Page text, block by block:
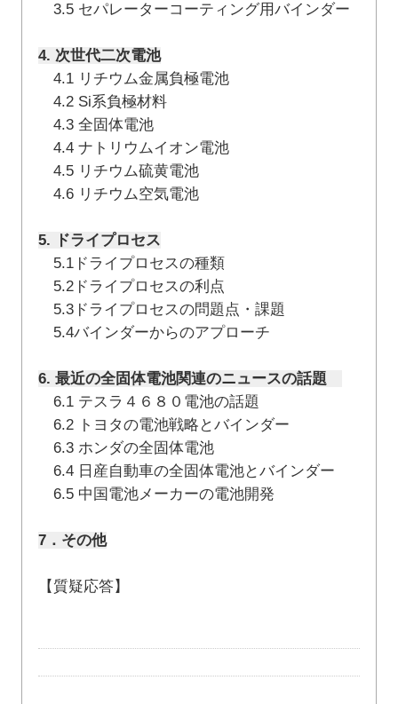
3.5 セパレーターコーティング用バインダー
4. 次世代二次電池
4.1 リチウム金属負極電池
4.2 Si系負極材料
4.3 全固体電池
4.4 ナトリウムイオン電池
4.5 リチウム硫黄電池
4.6 リチウム空気電池
5. ドライプロセス
5.1ドライプロセスの種類
5.2ドライプロセスの利点
5.3ドライプロセスの問題点・課題
5.4バインダーからのアプローチ
6. 最近の全固体電池関連のニュースの話題
6.1 テスラ４６８０電池の話題
6.2 トヨタの電池戦略とバインダー
6.3 ホンダの全固体電池
6.4 日産自動車の全固体電池とバインダー
6.5 中国電池メーカーの電池開発
7．その他
【質疑応答】